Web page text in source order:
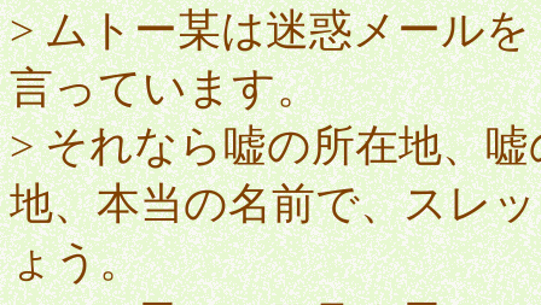
> ムトー某は迷惑メール
言っています。
> それなら嘘の所在地、
地、本当の名前で、スレ
ょう。